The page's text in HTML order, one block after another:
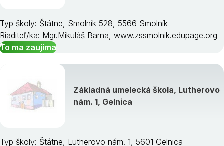
Typ školy: Štátne, Smolník 528, 5566 Smolník
Riaditeľ/ka: Mgr.Mikuláš Barna, www.zssmolnik.edupage.org
To ma zaujíma
Základná umelecká škola, Lutherovo
nám. 1, Gelnica
Typ školy: Štátne, Lutherovo nám. 1, 5601 Gelnica